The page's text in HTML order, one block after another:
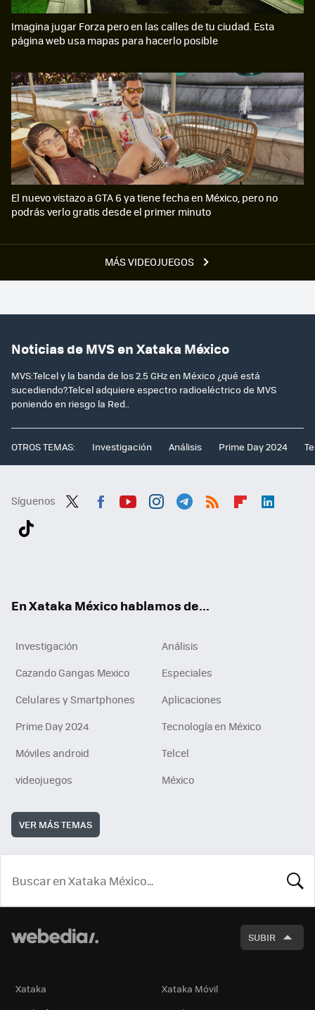
MÁS VIDEOJUEGOS
Imagina jugar Forza pero en las calles de tu ciudad. Esta
página web usa mapas para hacerlo posible
El nuevo vistazo a GTA 6 ya tiene fecha en México, pero no
podrás verlo gratis desde el primer minuto
Noticias de MVS en Xataka México
MVS:Telcel y la banda de los 2.5 GHz en México ¿qué está
sucediendo?.Telcel adquiere espectro radioeléctrico de MVS
poniendo en riesgo la Red..
OTROS TEMAS: Investigación Análisis Prime Day 2024
Síguenos
En Xataka México hablamos de...
Investigación
Análisis
Cazando Gangas Mexico
Especiales
Celulares y Smartphones
Aplicaciones
Prime Day 2024
Tecnología en México
Móviles android
Telcel
videojuegos
México
VER MÁS TEMAS
SUBIR
Xataka
Xataka Móvil